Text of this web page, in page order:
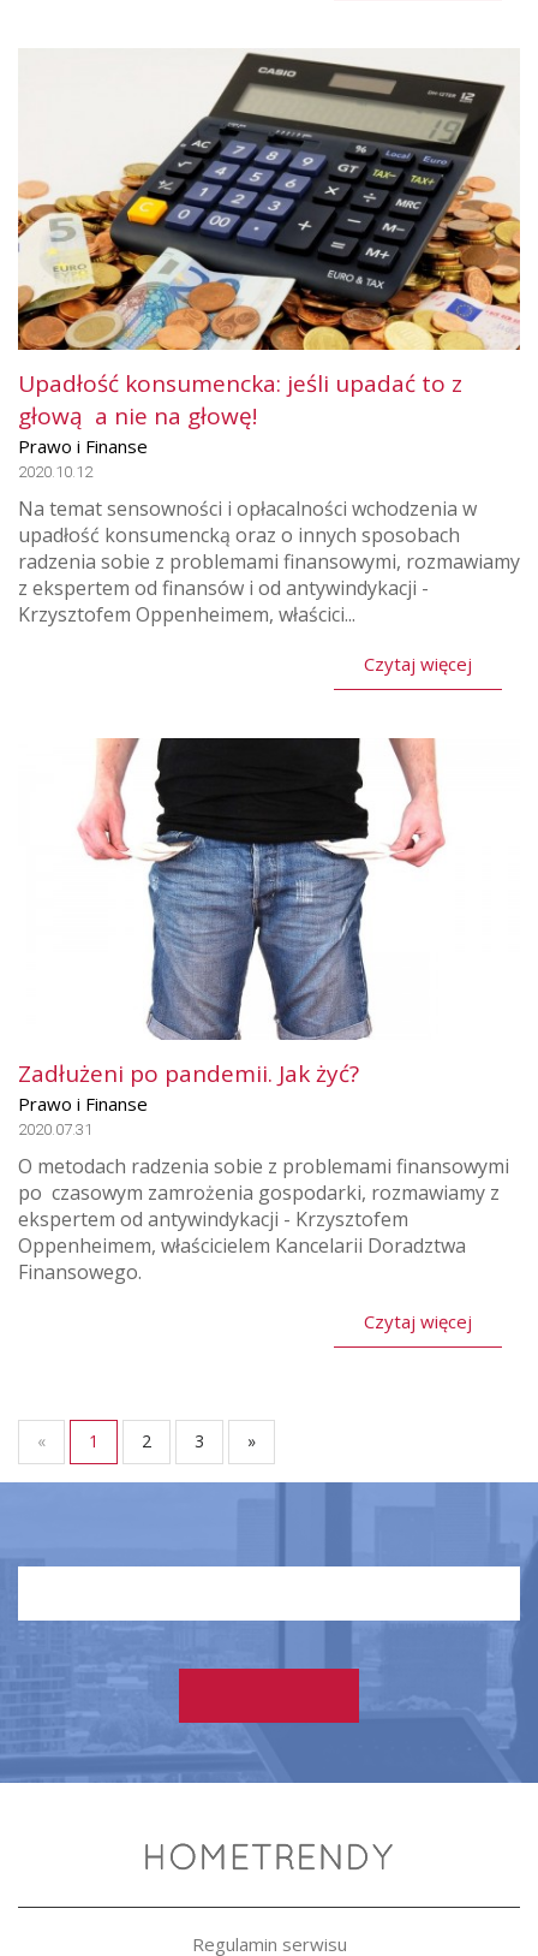
Upadłość konsumencka: jeśli upadać to z
głową a nie na głowę!
Prawo i Finanse
2020.10.12
Na temat sensowności i opłacalności wchodzenia w
upadłość konsumencką oraz o innych sposobach
radzenia sobie z problemami finansowymi, rozmawiamy
z ekspertem od finansów i od antywindykacji -
Krzysztofem Oppenheimem, właścici...
Czytaj więcej
Zadłużeni po pandemii. Jak żyć?
Prawo i Finanse
2020.07.31
O metodach radzenia sobie z problemami finansowymi
po czasowym zamrożenia gospodarki, rozmawiamy z
ekspertem od antywindykacji - Krzysztofem
Oppenheimem, właścicielem Kancelarii Doradztwa
Finansowego.
Czytaj więcej
« 1 2 3 »
Regulamin serwisu